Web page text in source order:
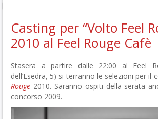
Casting per “Volto Feel
2010 al Feel Rouge Cafè
Stasera a partire dalle 22:00 al Feel
dell’Esedra, 5) si terranno le selezioni per il
Rouge 2010. Saranno ospiti della serata
concorso 2009.